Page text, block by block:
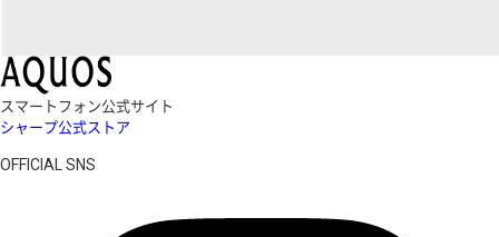
スマートフォン公式サイト
シャープ公式ストア
OFFICIAL SNS